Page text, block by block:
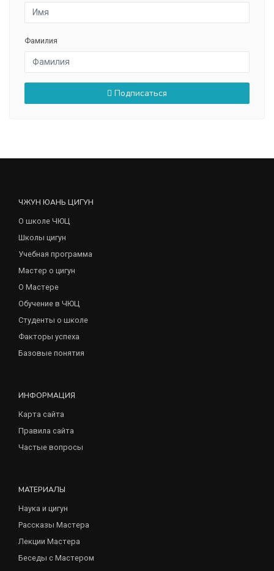
Фамилия
Подписаться
ЧЖУН ЮАНЬ ЦИГУН
О школе ЧЮЦ
Школы цигун
Учебная программа
Мастер о цигун
О Мастере
Обучение в ЧЮЦ
Студенты о школе
Факторы успеха
Базовые понятия
ИНФОРМАЦИЯ
Карта сайта
Правила сайта
Частые вопросы
МАТЕРИАЛЫ
Наука и цигун
Рассказы Мастера
Лекции Мастера
Беседы с Мастером